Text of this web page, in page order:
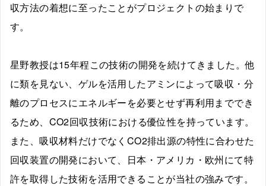
収方法の着想に至ったことがプロジェクトの始まりで
す。
星野教授は15年程この技術の開発を続けてきました。他
に類を見ない、ゲルを活用したアミンによって吸収・分
離のプロセスにエネルギーを必要とせず再利用まででき
るため、CO2回収技術における優位性を持っています。
また、吸収材料だけでなくCO2排出源の特性に合わせた
回収装置の開発において、日本・アメリカ・欧州にて特
許を取得した技術を活用できることが当社の強みです。